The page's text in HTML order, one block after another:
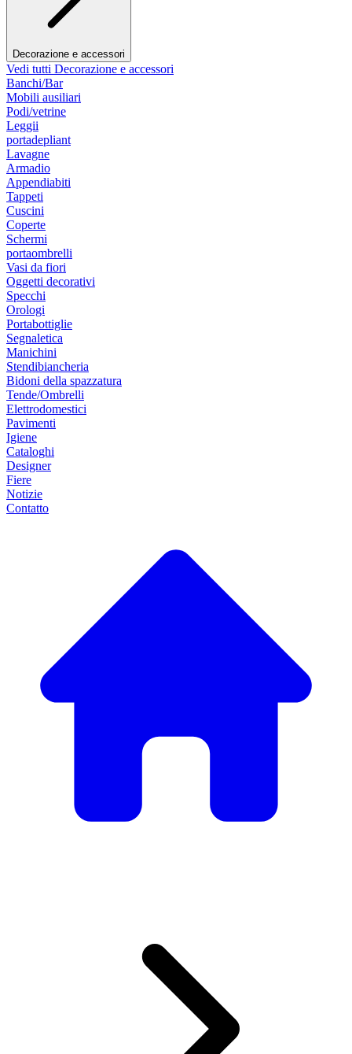
Decorazione e accessori
Vedi tutti Decorazione e accessori
Banchi/Bar
Mobili ausiliari
Podi/vetrine
Leggii
portadepliant
Lavagne
Armadio
Appendiabiti
Tappeti
Cuscini
Coperte
Schermi
portaombrelli
Vasi da fiori
Oggetti decorativi
Specchi
Orologi
Portabottiglie
Segnaletica
Manichini
Stendibiancheria
Bidoni della spazzatura
Tende/Ombrelli
Elettrodomestici
Pavimenti
Igiene
Cataloghi
Designer
Fiere
Notizie
Contatto